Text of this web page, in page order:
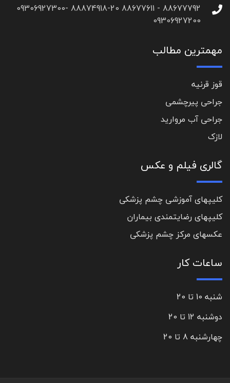
88677792 - 88677611 88874918-20 09306927300-
09306927200
مهمترین مطالب
قوز قرنیه
جراحی پیرچشمی
جراحی آب مروارید
لازک
گالری فیلم و عکس
کلیپهای آموزشی چشم پزشکی
کلیپهای رضایتمندی بیماران
عکسهای مرکز چشم پزشکی
ساعات کار
شنبه 10 تا 20
دوشنبه 12 تا 20
چهارشنبه 8 تا 20